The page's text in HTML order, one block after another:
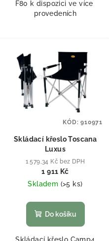
F80 k dispozici ve více
provedeních
Skládací křeslo Toscana
Luxus
1 579,34 Kč bez DPH
1 911 Kč
Skladem (>5 ks)
Do košíku
Skládací křeslo Camp4
KÓD:910971